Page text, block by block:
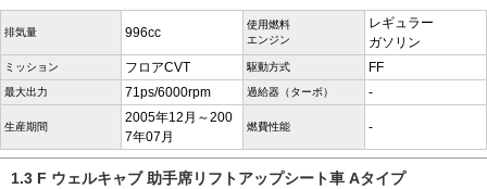
排気量 996cc
使用燃料
エンジン
レギュラー
ガソリン
ミッション フロアCVT 駆動方式 FF
最大出力 71ps/6000rpm 過給器（ターボ） -
生産期間
2005年12月～200
7年07月
燃費性能 -
1.3 F ウェルキャブ 助手席リフトアップシート車 Aタイプ